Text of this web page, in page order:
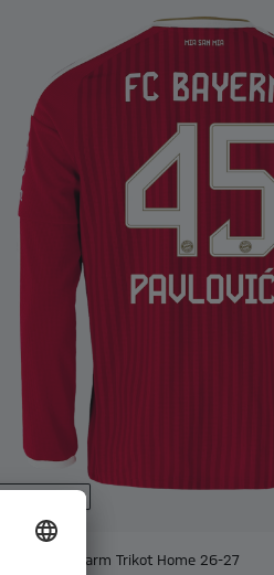
Bambini Langarm Trikot Home 26-27